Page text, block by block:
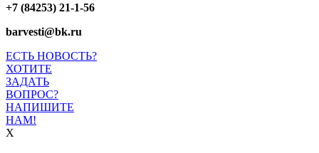
+7 (84253) 21-1-56
barvesti@bk.ru
ЕСТЬ НОВОСТЬ?
ХОТИТЕ
ЗАДАТЬ
ВОПРОС?
НАПИШИТЕ
НАМ!
X